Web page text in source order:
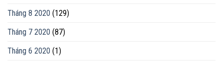
Tháng 8 2020 (129)
Tháng 7 2020 (87)
Tháng 6 2020 (1)